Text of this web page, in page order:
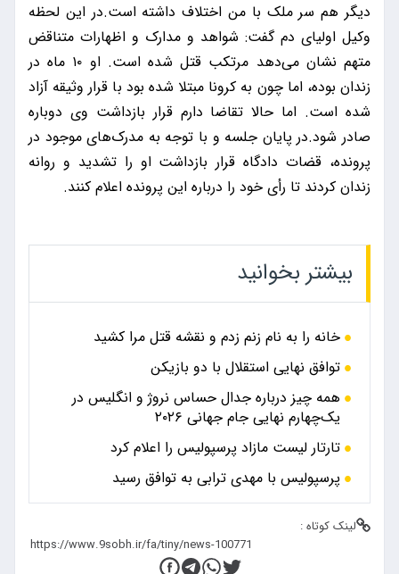
دیگر هم سر ملک با من اختلاف داشته است.در این لحظه
وکیل اولیای دم گفت: شواهد و مدارک و اظهارات متناقض
متهم نشان می‌دهد مرتکب قتل شده است. او ۱۰ ماه در
زندان بوده، اما چون به کرونا مبتلا شده بود با قرار وثیقه آزاد
شده است. اما حالا تقاضا دارم قرار بازداشت وی دوباره
صادر شود.در پایان جلسه و با توجه به مدرک‌های موجود در
پرونده، قضات دادگاه قرار بازداشت او را تشدید و روانه
زندان کردند تا رأی خود را درباره این پرونده اعلام کنند.
بیشتر بخوانید
خانه را به نام زنم زدم و نقشه قتل مرا کشید
توافق نهایی استقلال با دو بازیکن
همه چیز درباره جدال حساس نروژ و انگلیس در
یک‌چهارم نهایی جام جهانی ۲۰۲۶
تارتار لیست مازاد پرسپولیس را اعلام کرد
پرسپولیس با مهدی ترابی به توافق رسید
لینک کوتاه :